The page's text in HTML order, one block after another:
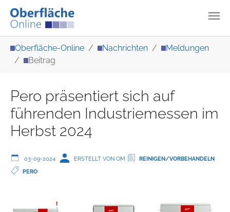
Oberfläche-Online Nachrichten
Meldungen
Beitrag
Pero präsentiert sich auf
führenden Industriemessen im
Herbst 2024
03-09-2024 ERSTELLT VON OM
REINIGEN/VORBEHANDELN
PERO